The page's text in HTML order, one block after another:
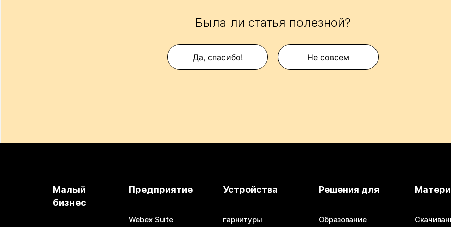
Была ли статья полезной?
Да, спасибо! Не совсем
Малый
бизнес
Предприятие
Webex Suite
Устройства
гарнитуры
Решения для
Образование